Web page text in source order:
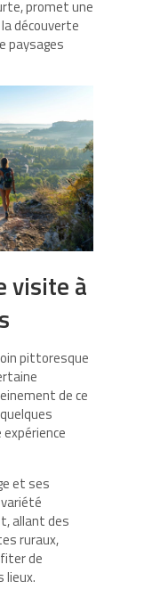
promet une
découverte
paysages
visite à
pittoresque
de ce
et ses
allant des
ruraux,
de
lieux.